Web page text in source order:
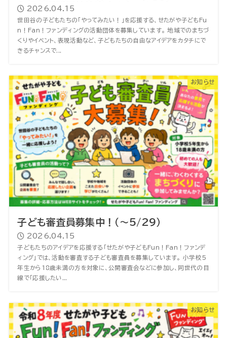
2026.04.15
世田谷の子どもたちの「やってみたい！」を応援する、せたがや子どもFu
n！Fan！ファンディングの活動団体を募集しています。 地域でのまちづ
くりやイベント、表現活動など、子どもたちの自由なアイデアをカタチにで
きるチャンスで...
お知らせ
子ども審査員募集中！（～5/29）
2026.04.15
子どもたちのアイデアを応援する「せたがや子どもFun！Fan！ファンデ
ィング」では、活動を審査する子ども審査員を募集しています。 小学校5
年生から18歳未満の方を対象に、公開審査会などに参加し、同世代の目
線で「応援したい...
お知らせ